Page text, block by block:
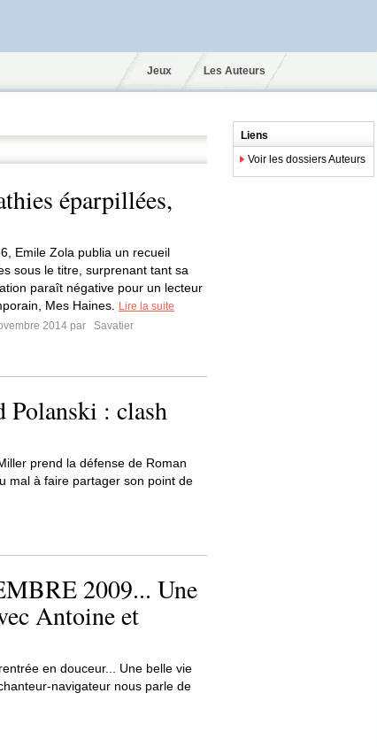
Jeux Les Auteurs
éparpillées,
Emile Zola publia un recueil
sous le titre, surprenant tant sa
paraît négative pour un lecteur
Mes Haines.
Lire la suite
2014 par
Savatier
Polanski : clash
prend la défense de Roman
mal à faire partager son point de
2009... Une
Antoine et
en douceur... Une belle vie
navigateur nous parle de
Liens
Voir les dossiers Auteurs